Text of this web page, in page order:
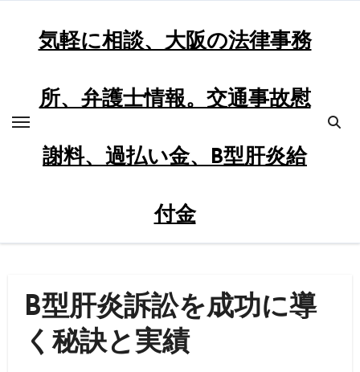
気軽に相談、大阪の法律事務
所、弁護士情報。交通事故慰
謝料、過払い金、B型肝炎給
付金
B型肝炎訴訟を成功に導
く秘訣と実績